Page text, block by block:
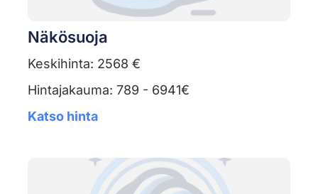
Näkösuoja
Keskihinta: 2568 €
Hintajakauma: 789 - 6941€
Katso hinta